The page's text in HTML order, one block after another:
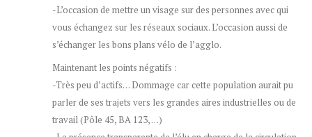
-L’occasion de mettre un visage sur des personnes avec qui
vous échangez sur les réseaux sociaux. L’occasion aussi de
s’échanger les bons plans vélo de l’agglo.
Maintenant les points négatifs :
-Très peu d’actifs… Dommage car cette population aurait pu
parler de ses trajets vers les grandes aires industrielles ou de
travail (Pôle 45, BA 123, …)